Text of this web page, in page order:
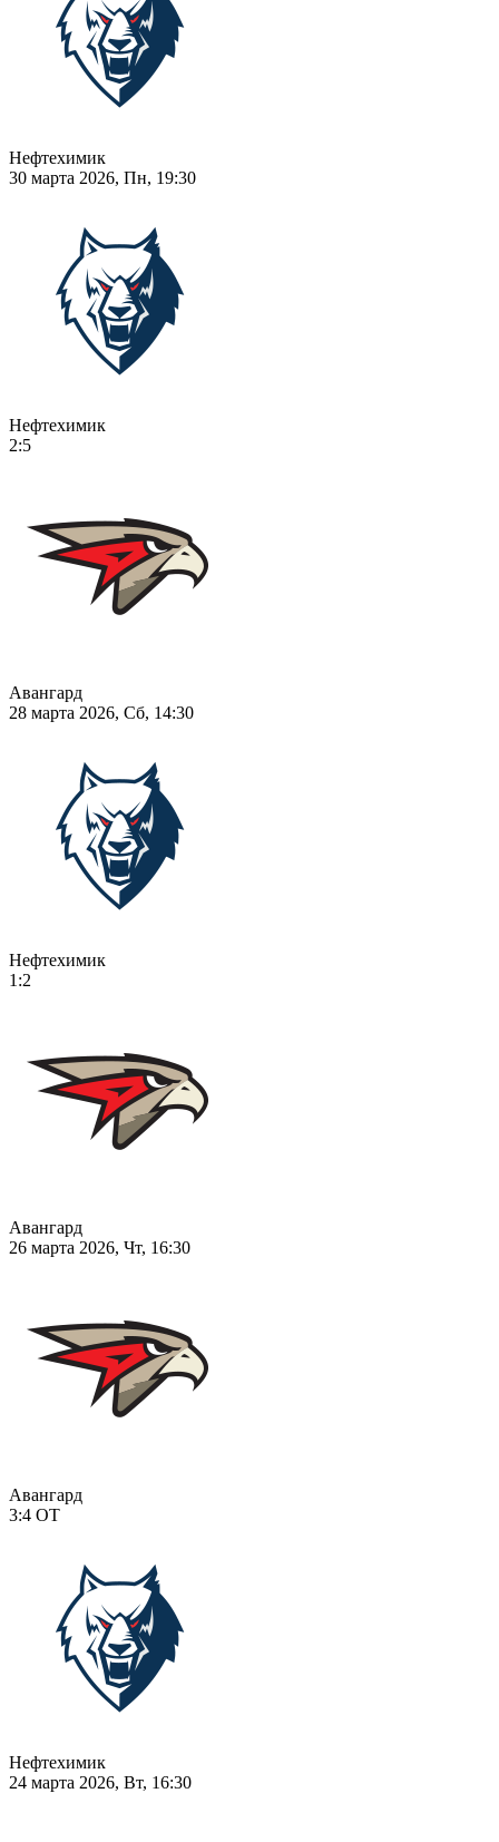
Нефтехимик
30 марта 2026, Пн, 19:30
Нефтехимик
2:5
Авангард
28 марта 2026, Сб, 14:30
Нефтехимик
1:2
Авангард
26 марта 2026, Чт, 16:30
Авангард
3:4 ОТ
Нефтехимик
24 марта 2026, Вт, 16:30